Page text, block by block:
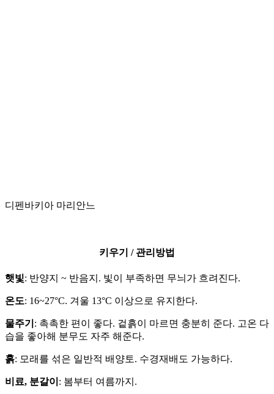
디펜바키아 마리안느
키우기 / 관리방법
햇빛: 반양지 ~ 반음지. 빛이 부족하면 무늬가 흐려진다.
온도: 16~27°C. 겨울 13°C 이상으로 유지한다.
물주기 : 촉촉한 편이 좋다. 겉흙이 마르면 충분히 준다. 고온 다
습을 좋아해 분무도 자주 해준다.
흙: 모래를 섞은 일반적 배양토. 수경재배도 가능하다.
비료, 분갈이 : 봄부터 여름까지.